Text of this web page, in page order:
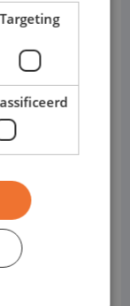
Projekte
Targeting